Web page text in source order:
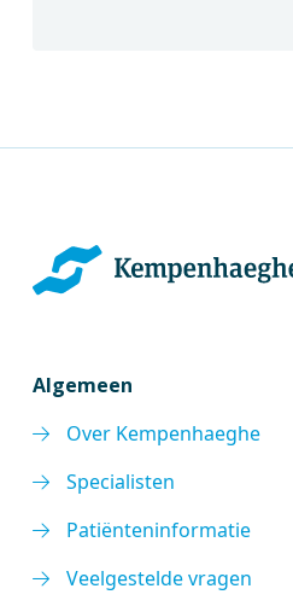
Algemeen
Over Kempenhaeghe
Specialisten
Patiënteninformatie
Veelgestelde vragen